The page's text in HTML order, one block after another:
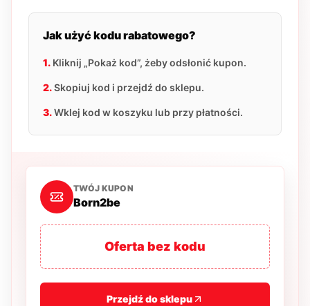
Jak użyć kodu rabatowego?
1. Kliknij „Pokaż kod”, żeby odsłonić kupon.
2.Skopiuj kod i przejdź do sklepu.
3.Wklej kod w koszyku lub przy płatności.
TWÓJ KUPON
Born2be
Oferta bez kodu
Przejdź do sklepu